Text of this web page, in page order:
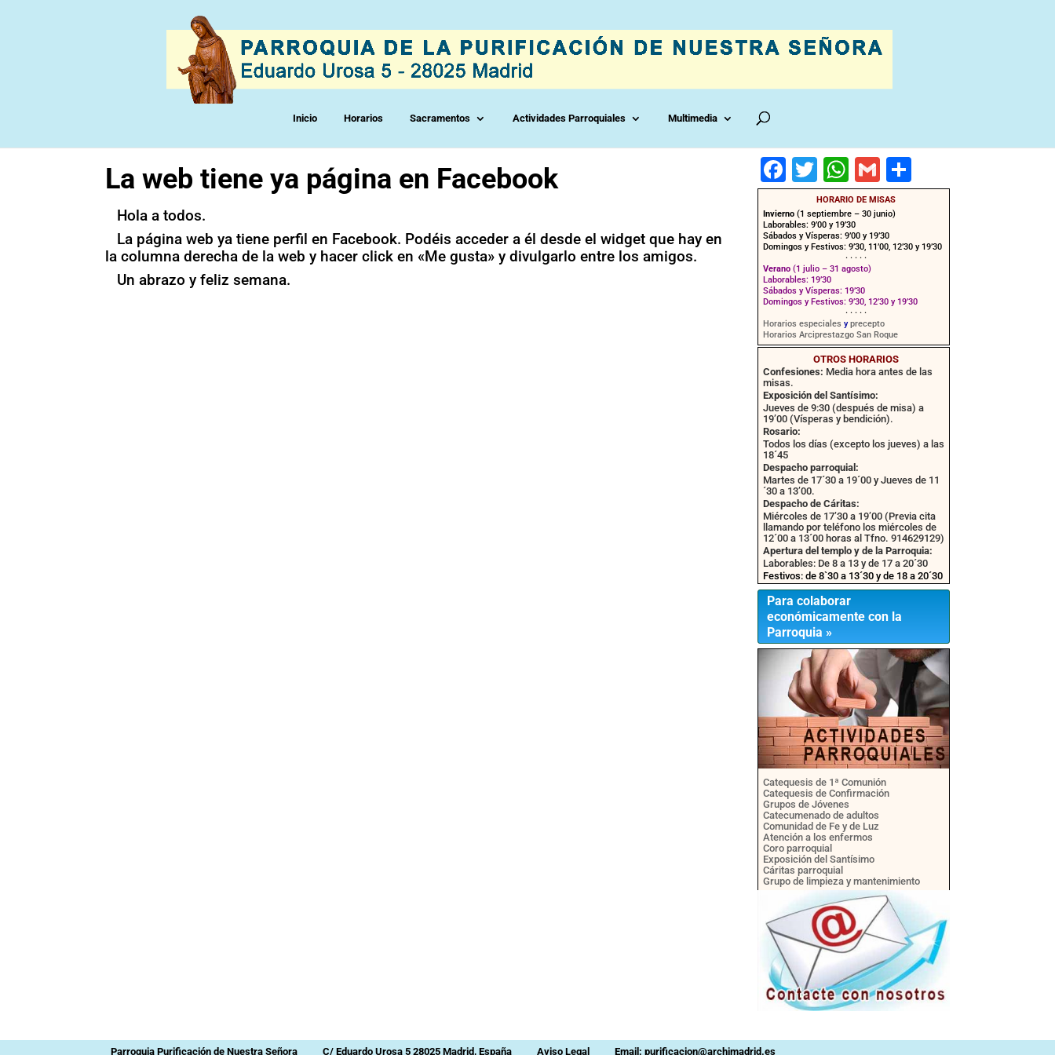
Inicio Horarios Sacramentos Actividades Parroquiales Multimedia
La web tiene ya página en Facebook
Hola a todos.
La página web ya tiene perfil en Facebook. Podéis acceder a él desde el widget que hay en
la columna derecha de la web y hacer click en «Me gusta» y divulgarlo entre los amigos.
Un abrazo y feliz semana.
F
a
c
e
b
o
o
k
T
wi
tt
er
W
h
at
s
A
p
p
G
m
ai
l
o
p
tir
HORARIO DE MISAS
Invierno(1 septiembre – 30 junio)
Laborables: 9’00 y 19’30
Sábados y Vísperas: 9’00 y 19’30
Domingos y Festivos: 9’30, 11’00, 12’30 y 19’30
· · · · ·
Verano(1 julio – 31 agosto)
Laborables: 19’30
Sábados y Vísperas: 19’30
Domingos y Festivos: 9’30, 12’30 y 19’30
· · · · ·
Horarios especiales yprecepto
Horarios Arciprestazgo San Roque
OTROS HORARIOS
Confesiones: Media hora antes de las
misas.
Exposición del Santísimo:
Jueves de 9:30 (después de misa) a
19’00 (Vísperas y bendición).
Rosario:
Todos los días (excepto los jueves) a las
18´45
Despacho parroquial:
Martes de 17´30 a 19´00 y Jueves de 11
´30 a 13’00.
Despacho de Cáritas:
Miércoles de 17’30 a 19’00 (Previa cita
llamando por teléfono los miércoles de
12´00 a 13´00 horas al Tfno. 914629129)
Apertura del templo y de la Parroquia:
Laborables: De 8 a 13 y de 17 a 20´30
Festivos: de 8`30 a 13´30 y de 18 a 20´30
Para colaborar
económicamente con la
Parroquia »
Catequesis de 1ª Comunión
Catequesis de Confirmación
Grupos de Jóvenes
Catecumenado de adultos
Comunidad de Fe y de Luz
Atención a los enfermos
Coro parroquial
Exposición del Santísimo
Cáritas parroquial
Grupo de limpieza y mantenimiento
Parroquia Purificación de Nuestra Señora C/ Eduardo Urosa 5 28025 Madrid, España Aviso Legal Email: purificacion@archimadrid.es